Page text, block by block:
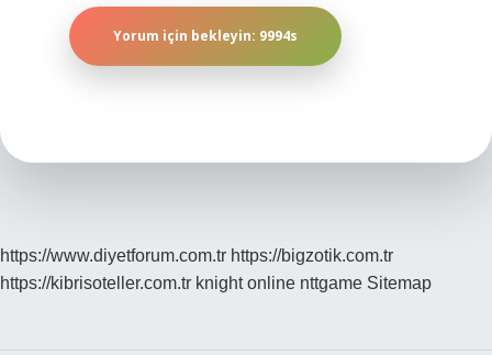
https://www.diyetforum.com.tr https://bigzotik.com.tr
https://kibrisoteller.com.tr knight online nttgame Sitemap